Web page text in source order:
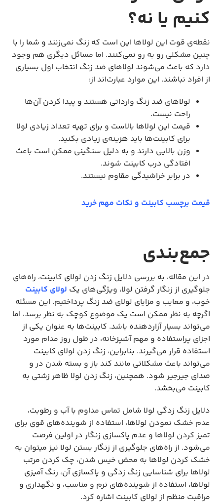
کنیم یا نه؟
نقطه‌ی قوت این لولاها این است که زنگ نمی‌زنند و شما را با
چنین مشکلی رو به رو نمی‌کنند. اما مسائل دیگری هم وجود
دارد که باعث می‌شوند لولاهای ضد زنگ انتخاب اول بسیاری
از افراد نباشند. این موارد عبارت‌اند از:
لولاهای ضد زنگ وارداتی هستند و پیدا کردن آن‌ها
راحت نیست.
قیمت این لولاها بالاست و برای تهیه تعداد زیادی لولا
برای کابینت‌ها باید هزینه‌ی زیادی بکنید.
وزن بالایی دارند و به دلیل سنگینی ممکن است باعث
افتادگی درب کابینت شوند.
در برابر خراشیدگی مقاوم نیستند.
قیمت برچسب کابینت و نکات مهم خرید
جمع‌بندی
در این مقاله، به بررسی دلایل زنگ زدن لولای کابینت، راه‌های
جلوگیری از زنگار گرفتن لولا، ویژگی‌های یک لولای کابینت
خوب، و معایب و مزایای لولای ضد زنگ پرداختیم. این مسئله‌
اگرچه به نظر ممکن است یک موضوع کوچک به نظر برسد، اما
می‌تواند بسیار آزاردهنده باشد. کابینت‌ها به عنوان یکی از
اجزای پراستفاده و مهم آشپزخانه، در طول روز مدام مورد
استفاده قرار می‌گیرند. بنابراین، زنگ زدن لولای کابینت
می‌تواند باعث مشکلاتی مانند کند باز و بسته شدن در و
صدای جیرجیر شود. همچنین، زنگ زدن لولا ظاهر زشتی به
کابینت می‌بخشد.
دلایل زنگ زدگی لولا شامل تماس مداوم با آب و رطوبت،
عدم خشک نمودن لولاها، استفاده از شوینده‌های قوی برای
تمیز کردن لولاها و عدم پاکسازی زنگار در اولین فرصت
می‌شود. از راه‌های جلوگیری از زنگار بستن لولا نیز می‎توان به
خشک کردن لولاها به محض خیس شدن، چک کردن مرتب
لولاها برای شناسایی زنگ زدگی و پاکسازی آن، رنگ آمیزی
لولاها، استفاده از شوینده‌های نرم و مناسب، و نگهداری و
مراقبت منظم از لولای کابینت اشاره کرد.